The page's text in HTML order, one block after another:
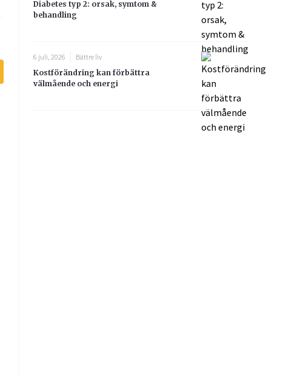
Diabetes typ 2: orsak, symtom &
behandling
6 juli, 2026
Bättre liv
Kostförändring kan förbättra
välmående och energi